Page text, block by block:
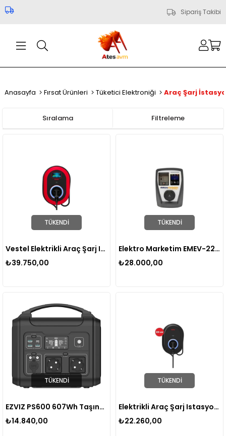
Sipariş Takibi
Anasayfa Fırsat Ürünleri Tüketici Elektroniği Araç Şarj
Filtreleme
Sıralama
TÜKENDI
Vestel Elektrikli Araç Şarj Istasyonu EVC04 Smart 22KW Kablolu
₺39.750,00
TÜKENDI
Elektro Marketim EMEV-22 22KW 3 Faz Tip Elektrikli Kablolu Araç Şarj Istasyonu
₺28.000,00
TÜKENDI
EZVIZ PS600 607Wh Taşınabilir Güç İstasyonu – 600W AC Çıkış, USB-C PD, Solar Destekli
₺14.840,00
TÜKENDI
Elektrikli Araç Şarj Istasyonu EVC04 22KW Kablolu
₺22.260,00